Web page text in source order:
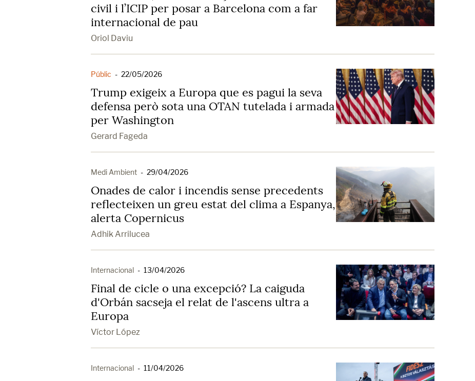
civil i l’ICIP per posar a Barcelona com a far
internacional de pau
Oriol Daviu
Públic - 22/05/2026
Trump exigeix a Europa que es pagui la seva
defensa però sota una OTAN tutelada i armada
per Washington
Gerard Fageda
Medi Ambient - 29/04/2026
Onades de calor i incendis sense precedents
reflecteixen un greu estat del clima a Espanya,
alerta Copernicus
Adhik Arrilucea
Internacional - 13/04/2026
Final de cicle o una excepció? La caiguda
d'Orbán sacseja el relat de l'ascens ultra a
Europa
Víctor López
Internacional - 11/04/2026